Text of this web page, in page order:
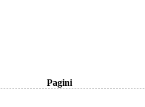
Pagini